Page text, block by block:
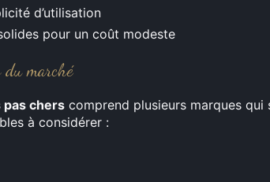
d’utilisation
pour un coût modeste
du marché
chers comprend plusieurs marques
à considérer :